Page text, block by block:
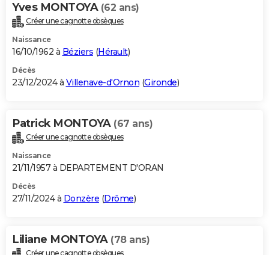
Yves MONTOYA (62 ans)
Créer une cagnotte obsèques
Naissance
16/10/1962 à Béziers (Hérault)
Décès
23/12/2024 à Villenave-d'Ornon (Gironde)
Patrick MONTOYA (67 ans)
Créer une cagnotte obsèques
Naissance
21/11/1957 à DEPARTEMENT D'ORAN
Décès
27/11/2024 à Donzère (Drôme)
Liliane MONTOYA (78 ans)
Créer une cagnotte obsèques